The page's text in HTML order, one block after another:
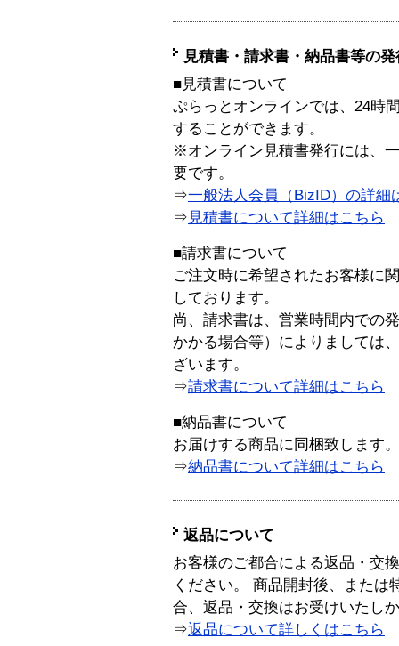
見積書・請求書・納品書等の
■見積書について
ぷらっとオンラインでは、24時
することができます。
※オンライン見積書発行には、
要です。
⇒一般法人会員（BizID）の詳細
⇒ 見積書について詳細はこちら
■請求書について
ご注文時に希望されたお客様に
しております。
尚、請求書は、営業時間内での
かかる場合等）によりましては
ざいます。
⇒請求書について詳細はこちら
■納品書について
お届けする商品に同梱致します。
⇒納品書について詳細はこちら
返品について
お客様のご都合による返品・交
ください。 商品開封後、または
合、返品・交換はお受けいたし
⇒返品について詳しくはこちら